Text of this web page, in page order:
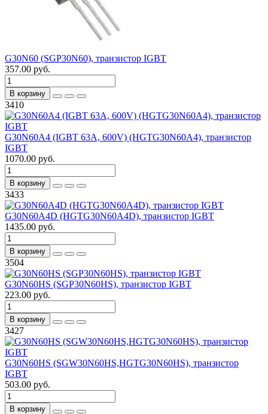
G30N60 (SGP30N60), транзистор IGBT
357.00 руб.
В корзину
3410
G30N60A4 (IGBT 63A, 600V) (HGTG30N60A4), транзистор
IGBT
1070.00 руб.
В корзину
3433
G30N60A4D (HGTG30N60A4D), транзистор IGBT
1435.00 руб.
В корзину
3504
G30N60HS (SGP30N60HS), транзистор IGBT
223.00 руб.
В корзину
3427
G30N60HS (SGW30N60HS,HGTG30N60HS), транзистор
IGBT
503.00 руб.
В корзину